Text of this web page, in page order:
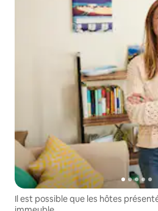
Il est possible que les hôtes